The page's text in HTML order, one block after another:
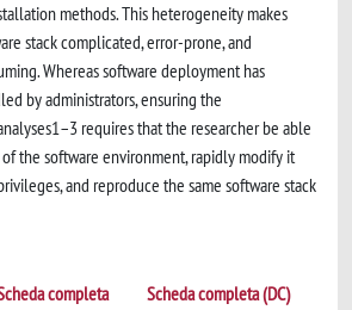
methods. This heterogeneity makes
stack complicated, error-prone, and
Whereas software deployment has
by administrators, ensuring the
requires that the researcher be able
the software environment, rapidly modify it
and reproduce the same software stack
completa Scheda completa (DC)